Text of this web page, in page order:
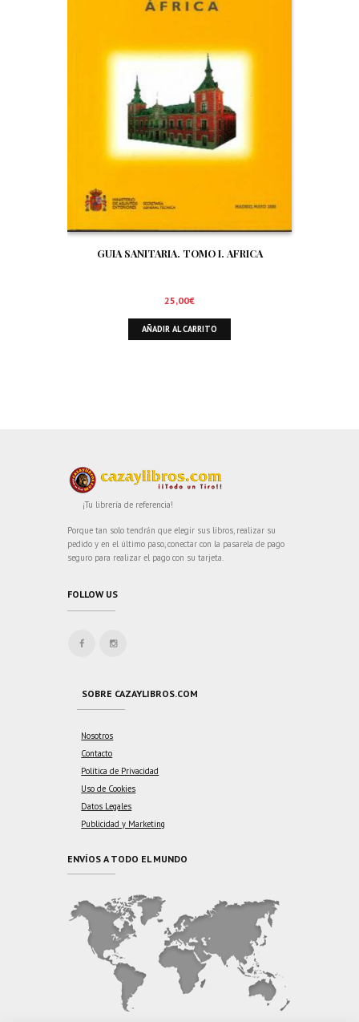
GUIA SANITARIA. TOMO I. AFRICA
25,00€
AÑADIR AL CARRITO
¡Tu librería de referencia!
Porque tan solo tendrán que elegir sus libros, realizar su
pedido y en el último paso, conectar con la pasarela de pago
seguro para realizar el pago con su tarjeta.
FOLLOW US
SOBRE CAZAYLIBROS.COM
Nosotros
Contacto
Política de Privacidad
Uso de Cookies
Datos Legales
Publicidad y Marketing
ENVÍOS A TODO EL MUNDO